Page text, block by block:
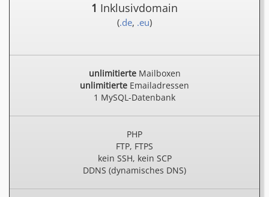
1 Inklusivdomain
(.de, .eu)
unlimitierteMailboxen
unlimitierte Emailadressen
1 MySQL-Datenbank
PHP
FTP, FTPS
kein SSH, kein SCP
DDNS (dynamisches DNS)